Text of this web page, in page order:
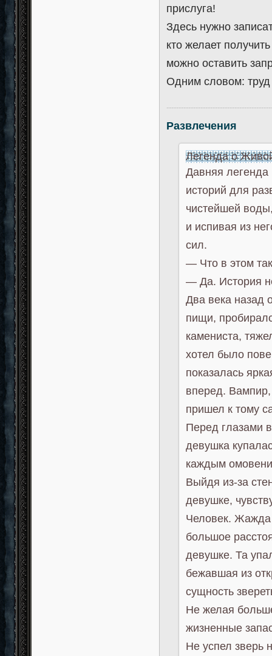
прислуга!
Здесь нужно
кто желает
можно оставить
Одним словом:
Развлечения
Легенда о
Давняя легенда
историй для
чистейшей
и испивая из
сил.
— Что в этом
— Да. История
Два века назад
пищи,
камениста,
хотел было
показалась
вперед.
пришел к тому
Перед глазами
девушка
каждым
Выйдя из-за
девушке,
Человек. Жажда
большое
девушке. Та
бежавшая из
сущность
Не желая
жизненные
Не успел зверь